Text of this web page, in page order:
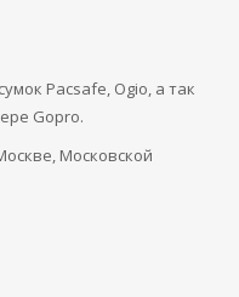
Pacsafe, Ogio, а так
Gopro.
Московской